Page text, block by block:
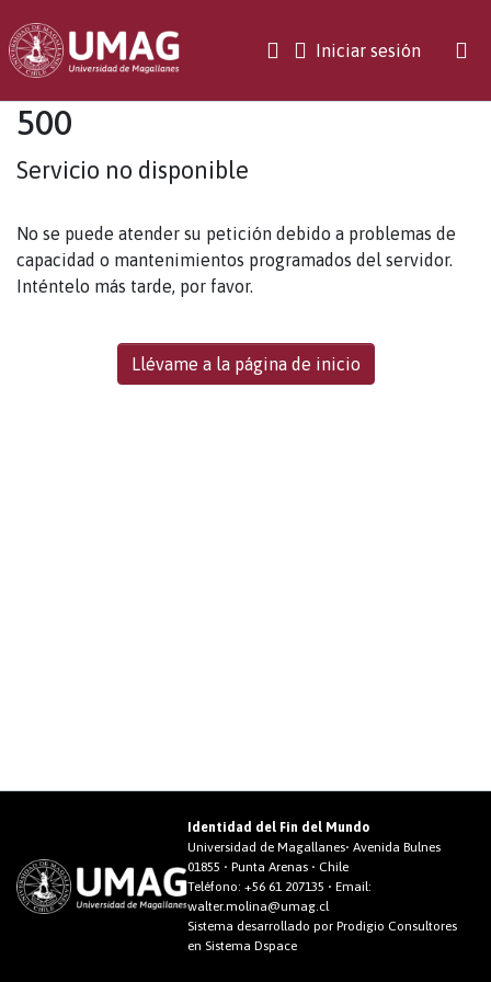
Iniciar sesión(current)
500
Servicio no disponible
No se puede atender su petición debido a problemas de
capacidad o mantenimientos programados del servidor.
Inténtelo más tarde, por favor.
Llévame a la página de inicio
Identidad del Fin del Mundo
Universidad de Magallanes• Avenida Bulnes
01855 • Punta Arenas • Chile
Teléfono:+56 61 207135 • Email:
walter.molina@umag.cl
Sistema desarrollado por Prodigio Consultores
en Sistema Dspace